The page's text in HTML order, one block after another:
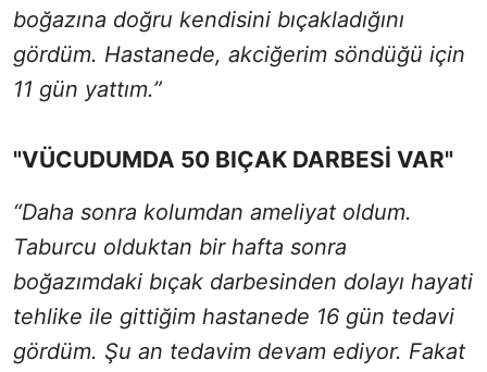
boğazına doğru kendisini bıçakladığını
gördüm. Hastanede, akciğerim söndüğü için
11 gün yattım.”
"VÜCUDUMDA 50 BIÇAK DARBESİ VAR"
“Daha sonra kolumdan ameliyat oldum.
Taburcu olduktan bir hafta sonra
boğazımdaki bıçak darbesinden dolayı hayati
tehlike ile gittiğim hastanede 16 gün tedavi
gördüm. Şu an tedavim devam ediyor. Fakat